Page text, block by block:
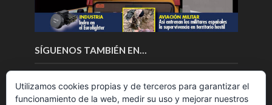
SÍGUENOS TAMBIÉN EN…
Utilizamos cookies propias y de terceros para garantizar el
funcionamiento de la web, medir su uso y mejorar nuestros